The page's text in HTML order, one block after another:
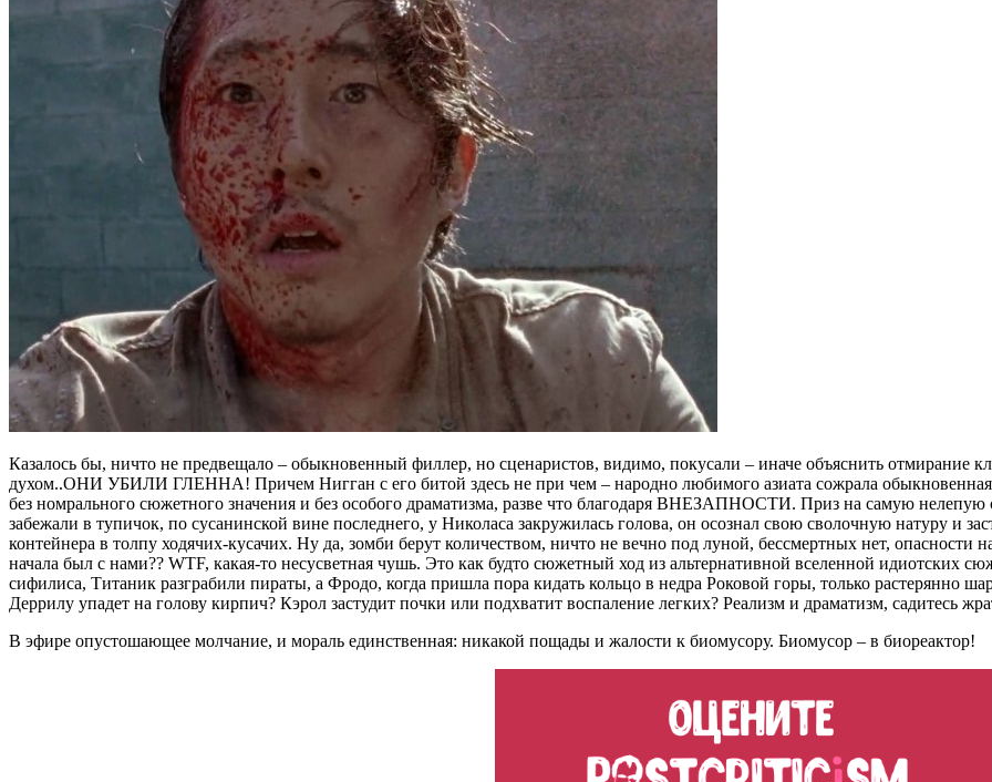
Казалось бы, ничто не предвещало – обыкновенный филлер, но сценаристов, видимо, покусали – иначе объяснить отмирание
духом..ОНИ УБИЛИ ГЛЕННА! Причем Нигган с его битой здесь не при чем – народно любимого азиата сожрала обыкновенная
без номрального сюжетного значения и без особого драматизма, разве что благодаря ВНЕЗАПНОСТИ. Приз на самую
забежали в тупичок, по сусанинской вине последнего, у Николаса закружилась голова, он осознал свою сволочную натуру и
контейнера в толпу ходячих-кусачих. Ну да, зомби берут количеством, ничто не вечно под луной, бессмертных нет, опасности
начала был с нами?? WTF, какая-то несусветная чушь. Это как будто сюжетный ход из альтернативной вселенной идиотских
сифилиса, Титаник разграбили пираты, а Фродо, когда пришла пора кидать кольцо в недра Роковой горы, только растерянно
Деррилу упадет на голову кирпич? Кэрол застудит почки или подхватит воспаление легких? Реализм и драматизм, садитесь
В эфире опустошающее молчание, и мораль единственная: никакой пощады и жалости к биомусору. Биомусор – в биореактор!